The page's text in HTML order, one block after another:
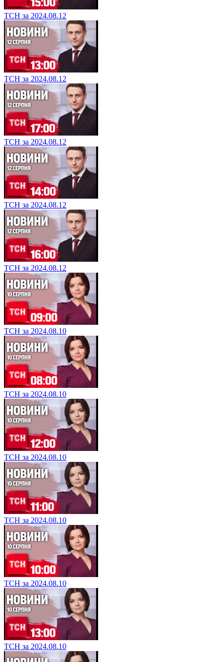
ТСН за 2024.08.12
ТСН за 2024.08.12
ТСН за 2024.08.12
ТСН за 2024.08.12
ТСН за 2024.08.12
ТСН за 2024.08.10
ТСН за 2024.08.10
ТСН за 2024.08.10
ТСН за 2024.08.10
ТСН за 2024.08.10
ТСН за 2024.08.10